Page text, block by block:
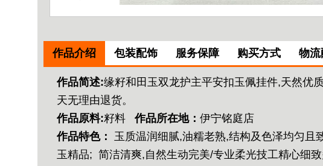
作品介绍 包装配饰 服务保障 购买方式 物流
作品简述:缘籽和田玉双龙护主平安扣玉佩挂件,天然优
天无理由退货。
作品原料:籽料 作品所在地： 伊宁铭庭店
作品特色：
玉质温润细腻,油糯老熟,结构及色泽均匀且
玉精品; 简洁清爽,自然生动完美/专业柔光技工精心细